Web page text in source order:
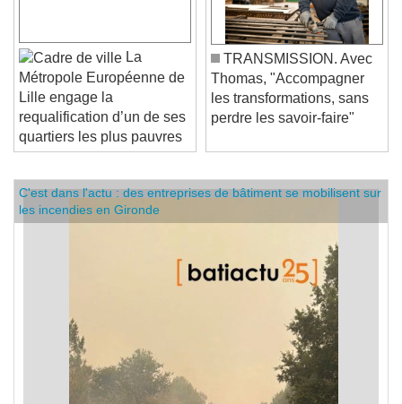
La
Métropole Européenne de
Lille engage la
requalification d’un de ses
quartiers les plus pauvres
TRANSMISSION. Avec
Thomas, "Accompagner
les transformations, sans
perdre les savoir-faire"
C'est dans l'actu : des entreprises de bâtiment se mobilisent sur
les incendies en Gironde